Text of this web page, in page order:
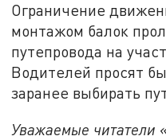
Ограничение
монтажом балок
путепровода на
Водителей просят
заранее выбирать
Уважаемые читатели